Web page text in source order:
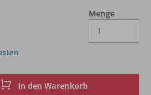
Menge
In den Warenkorb